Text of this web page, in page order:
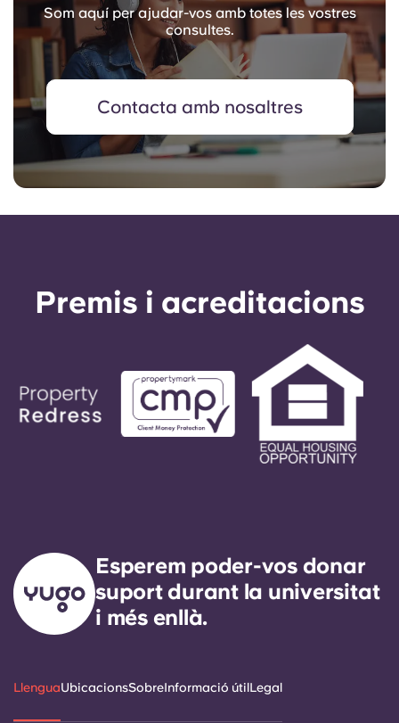
Som aquí per ajudar-vos amb totes les vostres
consultes.
Contacta amb nosaltres
Premis i acreditacions
Esperem poder-vos donar
suport durant la universitat
i més enllà.
LlenguaUbicacionsSobreInformació útilLegal